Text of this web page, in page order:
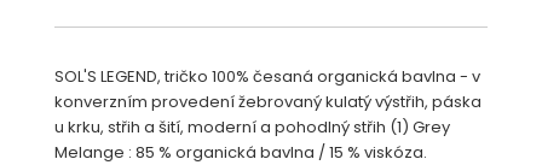
SOL'S LEGEND, tričko 100% česaná organická bavlna - v
konverzním provedení žebrovaný kulatý výstřih, páska
u krku, střih a šití, moderní a pohodlný střih (1) Grey
Melange : 85 % organická bavlna / 15 % viskóza.